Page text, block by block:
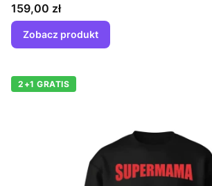
Cena
159,00 zł
Zobacz produkt
2+1 GRATIS